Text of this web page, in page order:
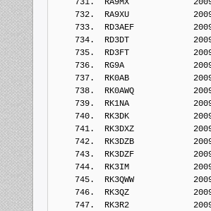
731.  RA9MX
732.  RA9XU
733.  RD3AEF
734.  RD3DT
735.  RD3FT
736.  RG9A
737.  RK0AB
738.  RK0AWQ
739.  RK1NA
740.  RK3DK
741.  RK3DXZ
742.  RK3DZB
743.  RK3DZF
744.  RK3IM
745.  RK3QWW
746.  RK3QZ
747.  RK3R2